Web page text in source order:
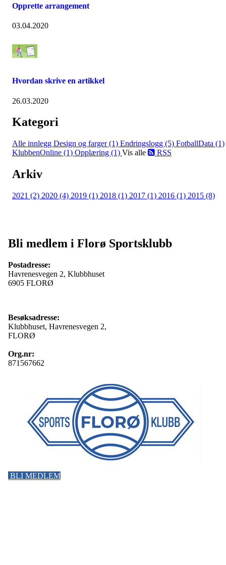
Opprette arrangement
03.04.2020
Hvordan skrive en artikkel
26.03.2020
Kategori
Alle innlegg Design og farger (1) Endringslogg (5) FotballData (1)
KlubbenOnline (1) Opplæring (1) Vis alle RSS
Arkiv
2021 (2) 2020 (4) 2019 (1) 2018 (1) 2017 (1) 2016 (1) 2015 (8)
Bli medlem i Florø Sportsklubb
Postadresse:
Havrenesvegen 2, Klubbhuset
6905 FLORØ
Besøksadresse:
Klubbhuset, Havrenesvegen 2,
FLORØ
Org.nr:
871567662
BLI MEDLEM